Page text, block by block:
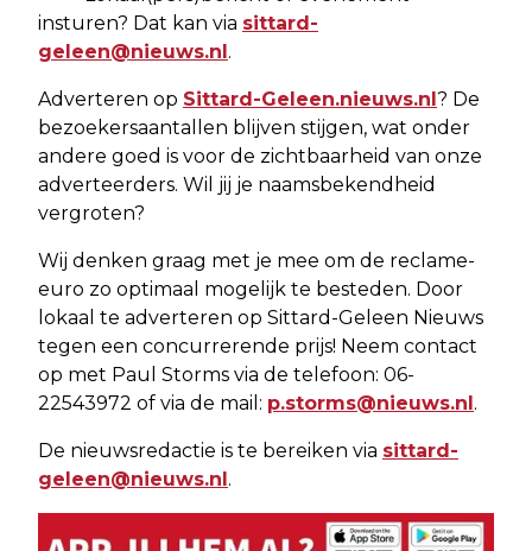
insturen? Dat kan via sittard-
geleen@nieuws.nl.
Adverteren op Sittard-Geleen.nieuws.nl? De
bezoekersaantallen blijven stijgen, wat onder
andere goed is voor de zichtbaarheid van onze
adverteerders. Wil jij je naamsbekendheid
vergroten?
Wij denken graag met je mee om de reclame-
euro zo optimaal mogelijk te besteden. Door
lokaal te adverteren op Sittard-Geleen Nieuws
tegen een concurrerende prijs! Neem contact
op met Paul Storms via de telefoon: 06-
22543972 of via de mail: p.storms@nieuws.nl.
De nieuwsredactie is te bereiken via sittard-
geleen@nieuws.nl.